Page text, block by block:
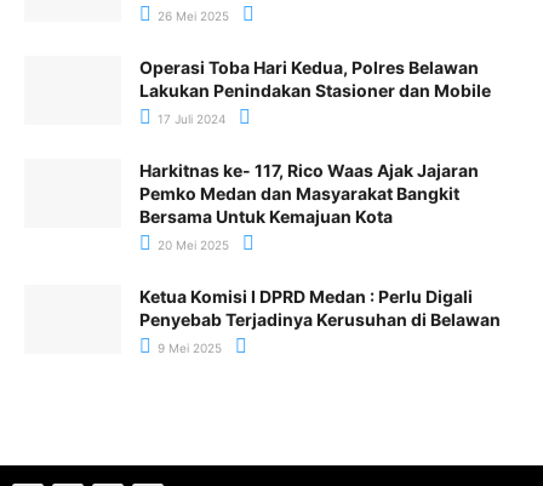
26 Mei 2025
Operasi Toba Hari Kedua, Polres Belawan
Lakukan Penindakan Stasioner dan Mobile
17 Juli 2024
Harkitnas ke- 117, Rico Waas Ajak Jajaran
Pemko Medan dan Masyarakat Bangkit
Bersama Untuk Kemajuan Kota
20 Mei 2025
Ketua Komisi I DPRD Medan : Perlu Digali
Penyebab Terjadinya Kerusuhan di Belawan
9 Mei 2025